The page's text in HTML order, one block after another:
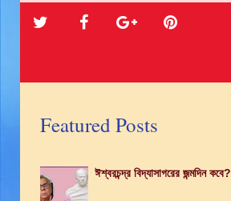
Featured Posts
ঈশ্বরচন্দ্র বিদ্যাসাগরের জন্মদিন কবে?